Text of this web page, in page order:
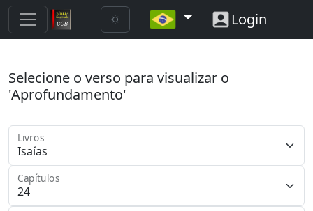
Login
Selecione o verso para visualizar o
'Aprofundamento'
Livros
Capítulos